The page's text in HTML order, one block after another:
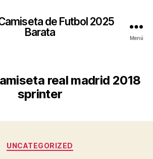
de Futbol 2025
Barata
Menú
real madrid 2018
sprinter
Categorías
UNCATEGORIZED